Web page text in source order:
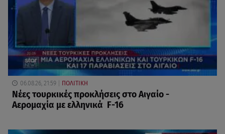
06.08.26, 21:59 ΠΟΛΙΤΙΚΗ
Νέες τουρκικές προκλήσεις στο Αιγαίο -
Αερομαχία με ελληνικά F-16